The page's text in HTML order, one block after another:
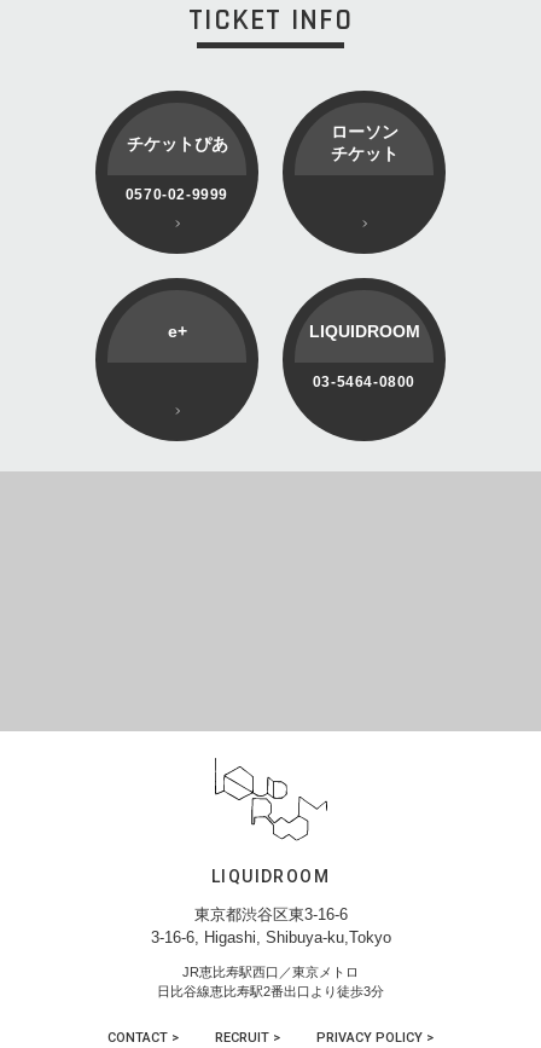
TICKET INFO
チケットぴあ
0570-02-9999
ローソン
チケット
e+ LIQUIDROOM
03-5464-0800
LIQUIDROOM
東京都渋谷区東3-16-6
3-16-6, Higashi, Shibuya-ku,Tokyo
JR恵比寿駅西口／東京メトロ
日比谷線恵比寿駅2番出口より徒歩3分
CONTACT > RECRUIT > PRIVACY POLICY >